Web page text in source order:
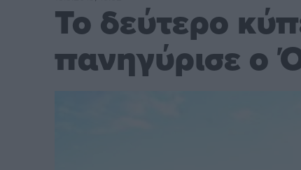
Το δεύτερο
πανηγύρισε ο